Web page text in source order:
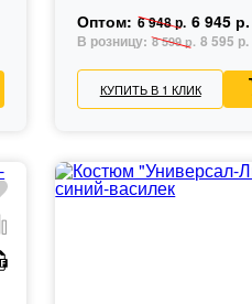
Оптом: 6 948 р. 6 945 р.
В розницу:8 599 р. 8 595 р.
КУПИТЬ В 1 КЛИК